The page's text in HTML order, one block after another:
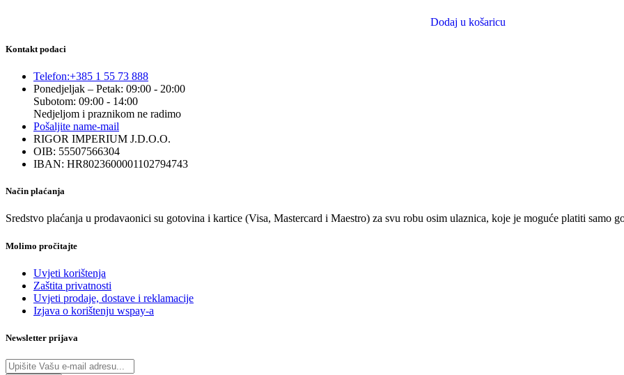
Dodaj u košaricu
Kontakt podaci
Telefon:+385 1 55 73 888
Ponedjeljak – Petak: 09:00 - 20:00
Subotom: 09:00 - 14:00
Nedjeljom i praznikom ne radimo
Pošaljite name-mail
RIGOR IMPERIUM J.D.O.O.
OIB: 55507566304
IBAN: HR8023600001102794743
Način plaćanja
Sredstvo plaćanja u prodavaonici su gotovina i kartice (Visa, Mastercard i Maestro) za svu robu osim ulaznica, koje je moguće platiti samo
Molimo pročitajte
Uvjeti korištenja
Zaštita privatnosti
Uvjeti prodaje, dostave i reklamacije
Izjava o korištenju wspay-a
Newsletter prijava